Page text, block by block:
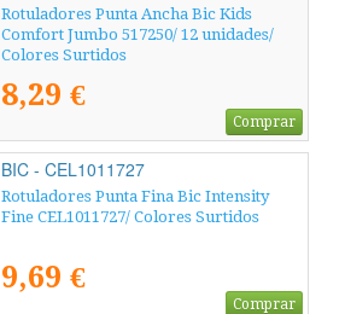
Rotuladores Punta Ancha Bic Kids
Comfort Jumbo 517250/ 12 unidades/
Colores Surtidos
8,29 €
Comprar
BIC - CEL1011727
Rotuladores Punta Fina Bic Intensity
Fine CEL1011727/ Colores Surtidos
9,69 €
Comprar